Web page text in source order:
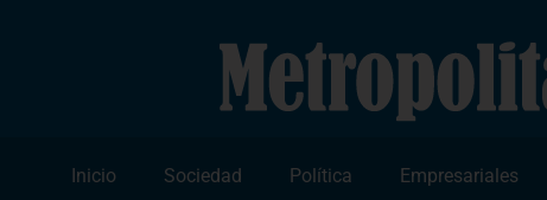
Inicio Sociedad Política Empresariales